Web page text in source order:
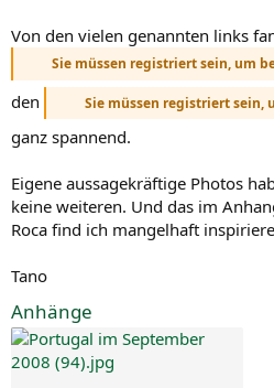
Von den vielen genannten links
Sie müssen registriert sein, um
den
Sie müssen registriert sein,
ganz spannend.
Eigene aussagekräftige Photos
keine weiteren. Und das im
Roca find ich mangelhaft
Tano
Anhänge